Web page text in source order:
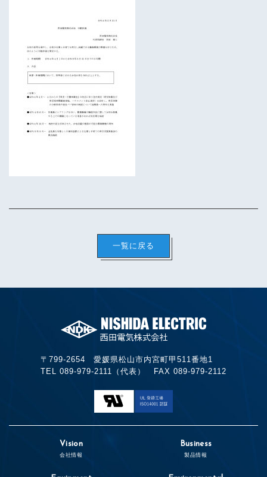
一覧に戻る
〒799-2654 愛媛県松山市内宮町甲511番地1
TEL 089-979-2111（代表） FAX 089-979-2112
Vision
会社情報
Business
製品情報